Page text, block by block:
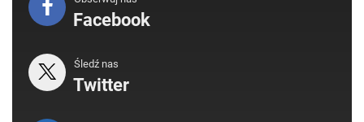
Facebook
Śledź nas
Twitter